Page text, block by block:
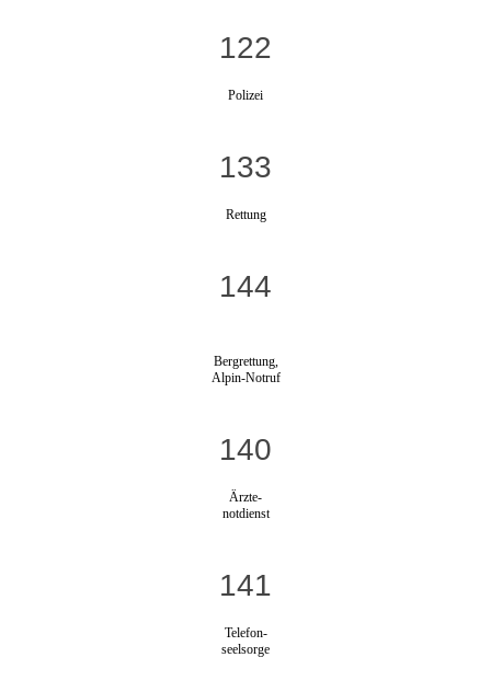
122
Polizei
133
Rettung
144
Bergrettung,
Alpin-Notruf
140
Ärzte-
notdienst
141
Telefon-
seelsorge